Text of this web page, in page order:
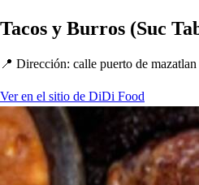
Tacos y Burros (Suc
📍 Dirección: calle puerto de mazat
Ver en el sitio de DiDi Food